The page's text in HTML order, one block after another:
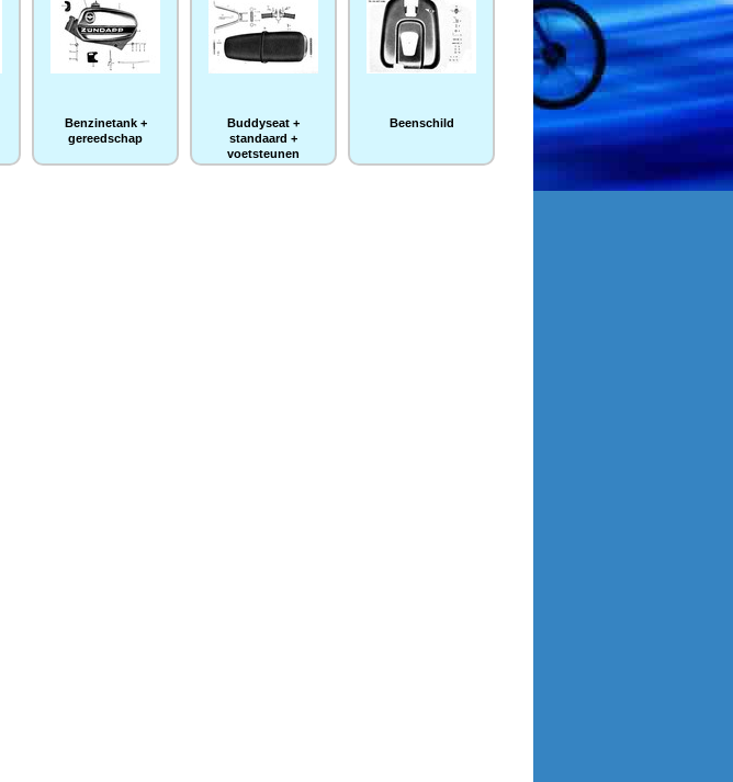
Benzinetank +
gereedschap
Buddyseat +
standaard +
voetsteunen
Beenschild